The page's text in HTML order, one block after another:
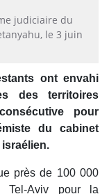
judiciaire du
le 3 juin
ont envahi
des territoires
pour
du cabinet
près de 100 000
Tel-Aviv pour la